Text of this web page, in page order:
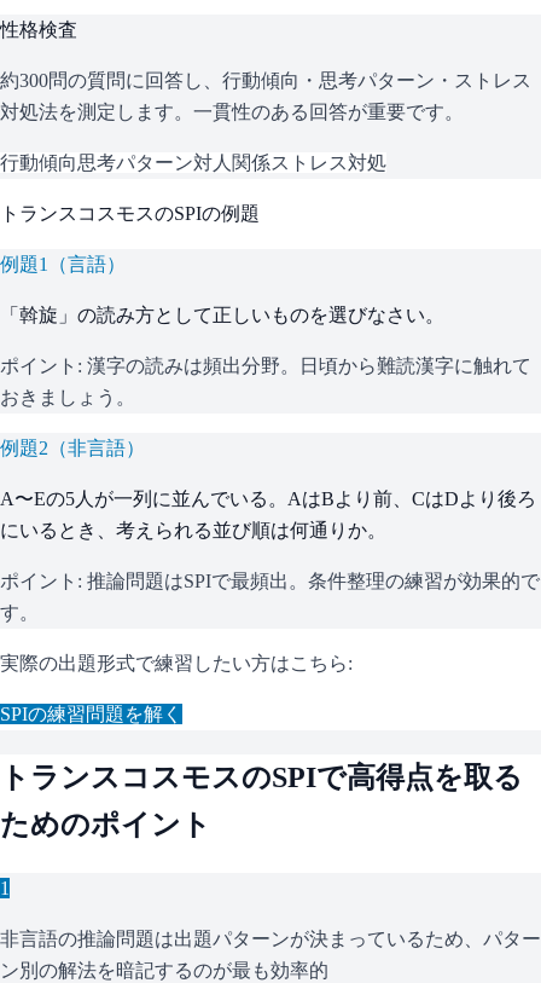
性格検査
約300問の質問に回答し、行動傾向・思考パターン・ストレス
対処法を測定します。一貫性のある回答が重要です。
行動傾向思考パターン対人関係ストレス対処
トランスコスモスのSPIの例題
例題1 （言語）
「斡旋」の読み方として正しいものを選びなさい。
ポイント: 漢字の読みは頻出分野。日頃から難読漢字に触れて
おきましょう。
例題2 （非言語）
A〜Eの5人が一列に並んでいる。AはBより前、CはDより後ろ
にいるとき、考えられる並び順は何通りか。
ポイント: 推論問題はSPIで最頻出。条件整理の練習が効果的で
す。
実際の出題形式で練習したい方はこちら:
SPIの練習問題を解く
トランスコスモスのSPIで高得点を取る
ためのポイント
1
非言語の推論問題は出題パターンが決まっているため、パター
ン別の解法を暗記するのが最も効率的